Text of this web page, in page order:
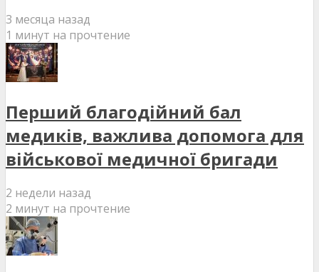
3 месяца назад
1 минут на прочтение
Перший благодійний бал
медиків, важлива допомога для
військової медичної бригади
2 недели назад
2 минут на прочтение